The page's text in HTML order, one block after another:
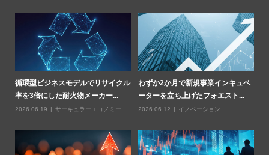
循環型ビジネスモデルでリサイクル
率を3倍にした耐火物メーカー...
2026.06.19 サーキュラーエコノミー
わずか2か月で新規事業インキュベ
ーターを立ち上げたフォエスト...
2026.06.12 イノベーション